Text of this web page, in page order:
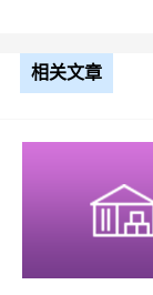
相关文章